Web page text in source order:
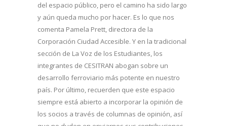
del espacio público, pero el camino ha sido largo
y aún queda mucho por hacer. Es lo que nos
comenta Pamela Prett, directora de la
Corporación Ciudad Accesible. Y en la tradicional
sección de La Voz de los Estudiantes, los
integrantes de CESITRAN abogan sobre un
desarrollo ferroviario más potente en nuestro
país. Por último, recuerden que este espacio
siempre está abierto a incorporar la opinión de
los socios a través de columnas de opinión, así